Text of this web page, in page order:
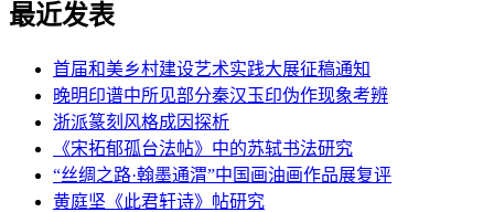
最近发表
首届和美乡村建设艺术实践大展征稿通知
晚明印谱中所见部分秦汉玉印伪作现象考辨
浙派篆刻风格成因探析
《宋拓郁孤台法帖》中的苏轼书法研究
“丝绸之路·翰墨通渭”中国画油画作品展复评
黄庭坚《此君轩诗》帖研究